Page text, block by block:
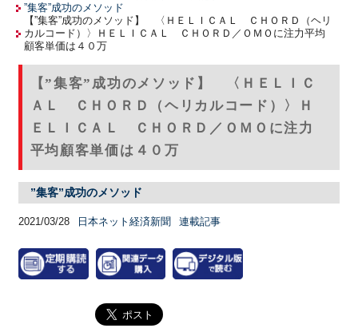
”集客”成功のメソッド
【”集客”成功のメソッド】 〈ＨＥＬＩＣＡＬ ＣＨＯＲＤ（ヘリ
カルコード）〉ＨＥＬＩＣＡＬ ＣＨＯＲＤ／ＯＭＯに注力平均
顧客単価は４０万
【”集客”成功のメソッド】 〈ＨＥＬＩＣ
ＡＬ ＣＨＯＲＤ（ヘリカルコード）〉Ｈ
ＥＬＩＣＡＬ ＣＨＯＲＤ／ＯＭＯに注力
平均顧客単価は４０万
”集客”成功のメソッド
2021/03/28 日本ネット経済新聞 連載記事